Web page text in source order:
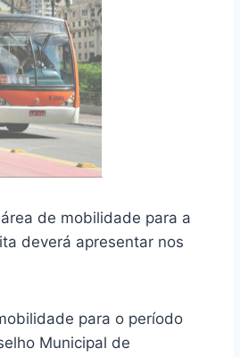
de mobilidade para a
deverá apresentar nos
para o período
Municipal de